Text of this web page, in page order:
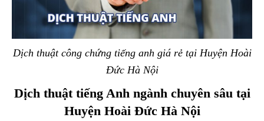
Dịch thuật công chứng tiếng anh giá rẻ tại Huyện Hoài
Đức Hà Nội
Dịch thuật tiếng Anh ngành chuyên sâu tại
Huyện Hoài Đức Hà Nội